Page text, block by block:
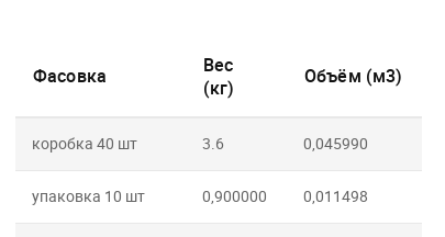
Фасовка
Вес
(кг)
Объём (м3)
коробка 40 шт 3.6 0,045990
упаковка 10 шт 0,900000 0,011498